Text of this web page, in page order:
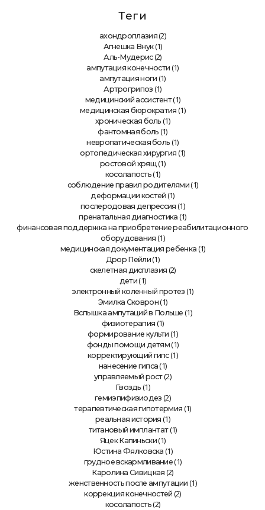
Теги
ахондроплазия(2)
Агнешка Внук(1)
Аль-Мудерис(2)
ампутация конечности (1)
ампутация ноги (1)
Артрогрипоз (1)
медицинский ассистент(1)
медицинская бюрократия (1)
хроническая боль (1)
фантомная боль (1)
невропатическая боль (1)
ортопедическая хирургия (1)
ростовой хрящ(1)
косолапость (1)
соблюдение правил родителями (1)
деформации костей (1)
послеродовая депрессия (1)
пренатальная диагностика (1)
финансовая поддержка на приобретение реабилитационного
оборудования (1)
медицинская документация ребенка (1)
Дрор Пейли(1)
скелетная дисплазия (2)
дети (1)
электронный коленный протез (1)
Эмилка Сковрон (1)
Вспышка ампутаций в Польше (1)
физиотерапия (1)
формирование культи (1)
фонды помощи детям (1)
корректирующий гипс(1)
нанесение гипса (1)
управляемый рост(2)
Гвоздь (1)
гемиэпифизиодез (2)
терапевтическая гипотермия (1)
реальная история (1)
титановый имплантат(1)
Яцек Капиньски (1)
Юстина Фялковска (1)
грудное вскармливание (1)
Каролина Сивицкая (2)
женственность после ампутации (1)
коррекция конечностей (2)
косолапость (2)